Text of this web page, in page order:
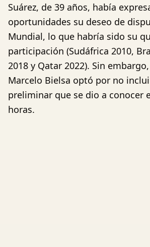
Suárez, de 39 años, había
oportunidades su deseo de
Mundial, lo que habría sido su
participación (Sudáfrica 2010,
2018 y Qatar 2022). Sin
Marcelo Bielsa optó por no
preliminar que se dio a conocer
horas.